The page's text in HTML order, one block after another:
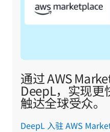
通过 AWS
DeepL，实现更
触达全球受众。
DeepL 入驻 AWS